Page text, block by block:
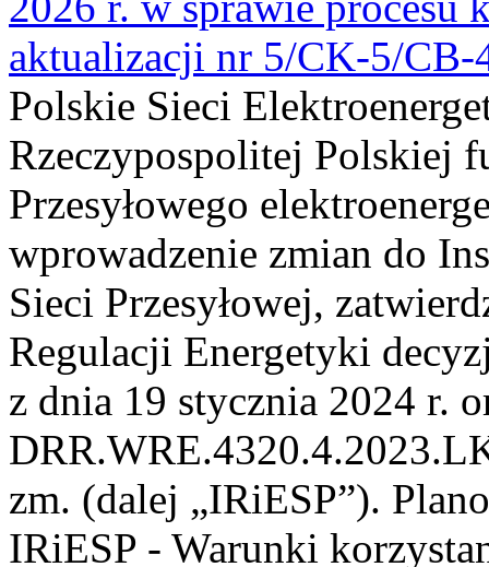
aktualizacji nr 5/CK-5/CB-
Polskie Sieci
Rzeczypospolitej Polskiej
Przesyłowego
wprowadzenie zmian do
Sieci Przesyłowej,
Regulacji Energetyki
z dnia 19 stycznia 2024 r.
zm. (dalej „IRiESP”).
IRiESP - Warunki